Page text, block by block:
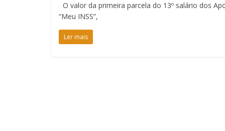
O valor da primeira parcela do 13º salário dos
“Meu INSS”,
Ler mais